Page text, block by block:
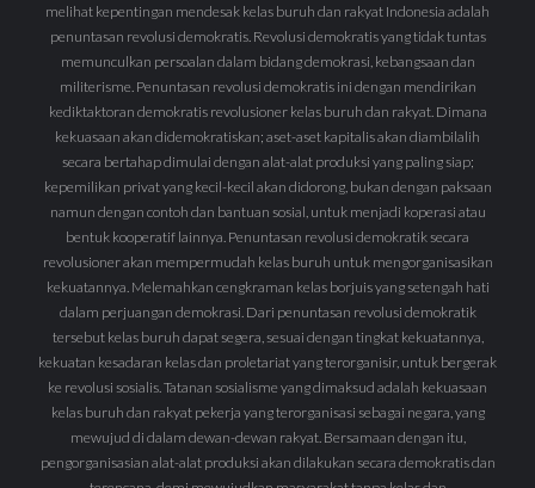
melihat kepentingan mendesak kelas buruh dan rakyat Indonesia adalah
penuntasan revolusi demokratis. Revolusi demokratis yang tidak tuntas
memunculkan persoalan dalam bidang demokrasi, kebangsaan dan
militerisme. Penuntasan revolusi demokratis ini dengan mendirikan
kediktaktoran demokratis revolusioner kelas buruh dan rakyat. Dimana
kekuasaan akan didemokratiskan; aset-aset kapitalis akan diambilalih
secara bertahap dimulai dengan alat-alat produksi yang paling siap;
kepemilikan privat yang kecil-kecil akan didorong, bukan dengan paksaan
namun dengan contoh dan bantuan sosial, untuk menjadi koperasi atau
bentuk kooperatif lainnya. Penuntasan revolusi demokratik secara
revolusioner akan mempermudah kelas buruh untuk mengorganisasikan
kekuatannya. Melemahkan cengkraman kelas borjuis yang setengah hati
dalam perjuangan demokrasi. Dari penuntasan revolusi demokratik
tersebut kelas buruh dapat segera, sesuai dengan tingkat kekuatannya,
kekuatan kesadaran kelas dan proletariat yang terorganisir, untuk bergerak
ke revolusi sosialis. Tatanan sosialisme yang dimaksud adalah kekuasaan
kelas buruh dan rakyat pekerja yang terorganisasi sebagai negara, yang
mewujud di dalam dewan-dewan rakyat. Bersamaan dengan itu,
pengorganisasian alat-alat produksi akan dilakukan secara demokratis dan